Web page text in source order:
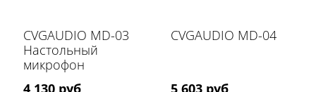
CVGAUDIO MD-03
Настольный
микрофон
4 130 руб
CVGAUDIO MD-04
5 603 руб